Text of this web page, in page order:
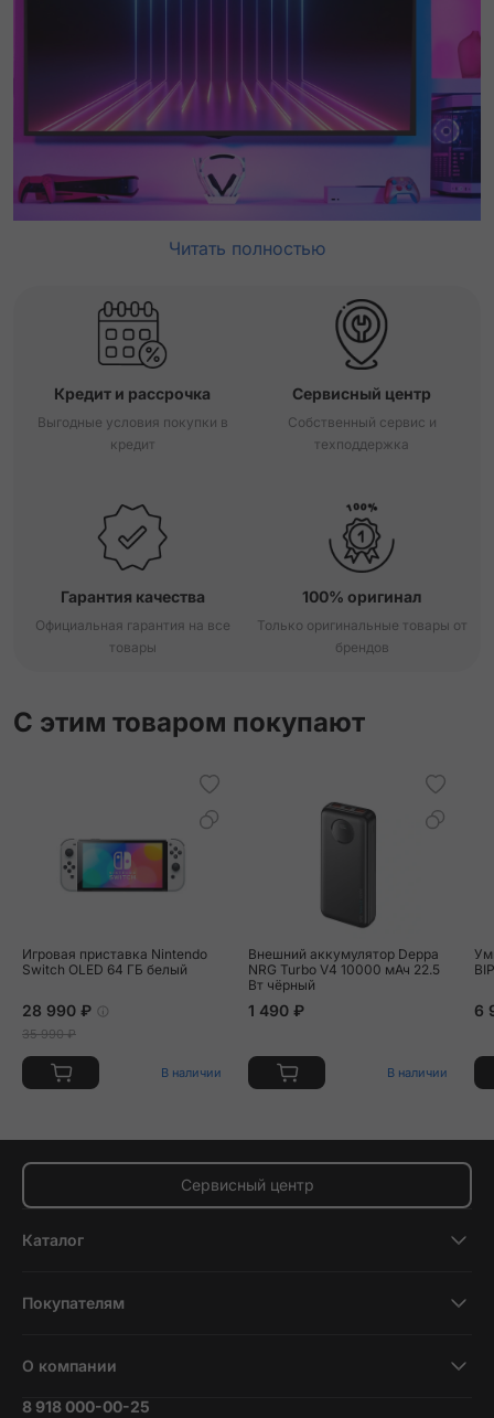
Читать полностью
Кредит и рассрочка
Выгодные условия покупки в
кредит
Сервисный центр
Собственный сервис и
техподдержка
Гарантия качества
Официальная гарантия на все
товары
100% оригинал
Только оригинальные товары от
брендов
С этим товаром покупают
Игровая приставка Nintendo
Switch OLED 64 ГБ белый
28 990 ₽
35 990 ₽
В наличии
Внешний аккумулятор Deppa
NRG Turbo V4 10000 мАч 22.5
Вт чёрный
1 490 ₽
В наличии
6
Сервисный центр
Каталог
Планшеты
Покупателям
Трейд-ин
О компании
Вакансии
8 918 000-00-25